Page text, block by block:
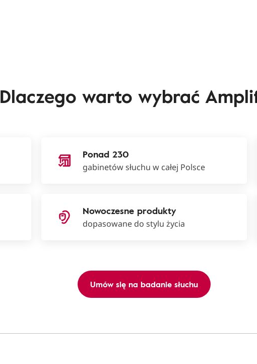
Dlaczego warto wybrać
Ponad 230
gabinetów słuchu w całej Polsce
Nowoczesne produkty
dopasowane do stylu życia
Umów się na badanie słuchu